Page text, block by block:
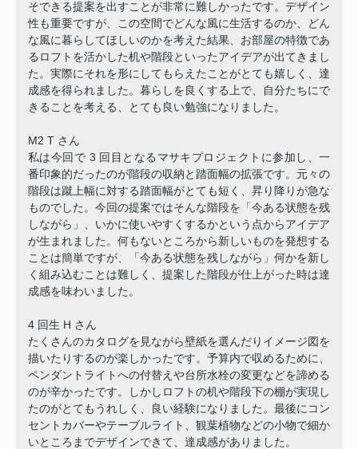
そできる提案を出すことが非常に難しかったです。デザイン
性も重要ですが、この空間でどんな風に生活するのか、どん
な風に暮らしてほしいのかを考えた結果、お部屋の特徴であ
るロフトを活かした机や階段といったアイデアが出てきまし
た。実際にそれを形にしてもらえたことがとても嬉しく、達
成感を得られました。暮らしを良くする上で、自分たちにで
きることを考える、とても良い勉強になりました。
M2 T さん
私は今回で 3 回目となるマサキプロジェクトに参加し、一
番印象的だったのが階段の収納と踏面幅の拡張です。元々の
階段は蹴上幅に対する踏面幅がとても短く、昇り降りが急な
ものでした。今回の提案ではそんな階段を「今ある状態を残
しながら」、いかに使いやすくするかという点からアイデア
が生まれました。何もないところから新しいものを発想する
ことは簡単ですが、「今ある状態を残しながら」何かを新し
く組み込むことは難しく、提案した階段が仕上がった時は達
成感を味わいました。
4 回生 H さん
たくさんのカタログを見ながら壁紙を選んだりイメージ図を
描いたりするのが楽しかったです。予算内で収めるために、
ペンダントライトへの付替えや台所水栓の変更などを諦める
のが辛かったです。しかしロフトの机や階段下の棚が実現し
たのがとてもうれしく、良い経験になりました。最後にコン
セントカバーやテーブルライト、観葉植物などの小物で細か
いところまでデザインできて、達成感がありました。